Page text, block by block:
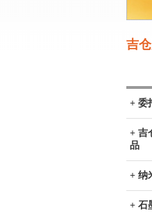
吉
+ 委
+ 吉
品
+ 纳
+ 石